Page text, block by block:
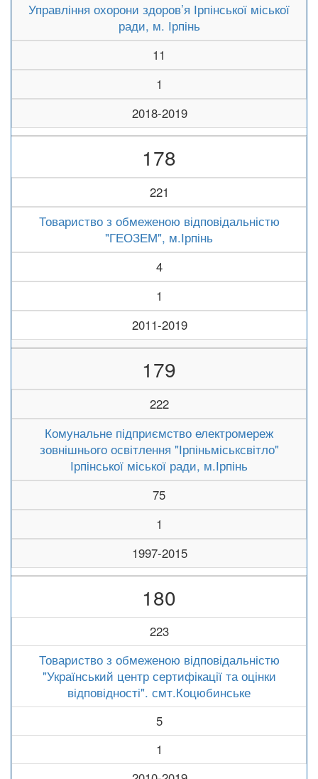
Управління охорони здоров’я Ірпінської міської
ради, м. Ірпінь
11
1
2018-2019
178
221
Товариство з обмеженою відповідальністю
"ГЕОЗЕМ", м.Ірпінь
4
1
2011-2019
179
222
Комунальне підприємство електромереж
зовнішнього освітлення "Ірпіньміськсвітло"
Ірпінської міської ради, м.Ірпінь
75
1
1997-2015
180
223
Товариство з обмеженою відповідальністю
"Український центр сертифікації та оцінки
відповідності". смт.Коцюбинське
5
1